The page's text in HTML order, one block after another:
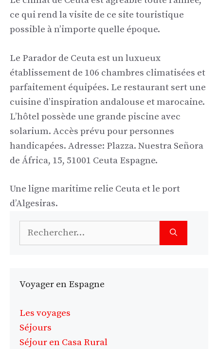
ce qui rend la visite de ce site touristique
possible à n’importe quelle époque.
Le Parador de Ceuta est un luxueux
établissement de 106 chambres climatisées et
parfaitement équipées. Le restaurant sert une
cuisine d’inspiration andalouse et marocaine.
L’hôtel possède une grande piscine avec
solarium. Accès prévu pour personnes
handicapées. Adresse: Plazza. Nuestra Señora
de África, 15, 51001 Ceuta Espagne.
Une ligne maritime relie Ceuta et le port
d’Algesiras.
Rechercher :
Voyager en Espagne
Les voyages
Séjours
Séjour en Casa Rural